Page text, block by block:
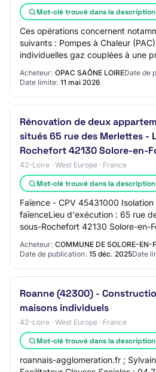
Mot-clé trouvé dans la description
Ces opérations concernent
suivants : Pompes à Chaleur
individuelles gaz couplées à une
chauffe eau solaires individuels
Acheteur: OPAC SAÔNE LOIREDate de
Date limite: 11 mai 2026
Rénovation de deux
situés 65 rue des Merlettes -
Rochefort 42130 Solore-en-
42-Loire · West Europe · France
Mot-clé trouvé dans la description
Faïence - CPV 45431000
faïenceLieu d'exécution : 65 rue
sous-Rochefort 42130 Solore-en-
Acheteur: COMMUNE DE SOLORE-EN-
Date de publication: 15 déc. 2025Date
Roanne (42300) -
maisons individuels
42-Loire · West Europe · France
Mot-clé trouvé dans la description
roannais-agglomeration.fr ;